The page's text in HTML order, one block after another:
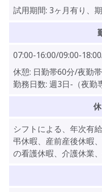
試用期間: 3ヶ月有り、
07:00-16:00/09:00-
休憩: 日勤帯60分/夜勤
勤務日数: 週3日-（夜勤
シフトによる、年次有
弔休暇、産前産後休暇
の看護休暇、介護休業